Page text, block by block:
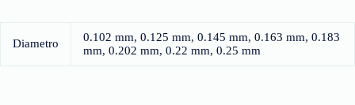
Diametro
0.102 mm, 0.125 mm, 0.145 mm, 0.163 mm, 0.183
mm, 0.202 mm, 0.22 mm, 0.25 mm